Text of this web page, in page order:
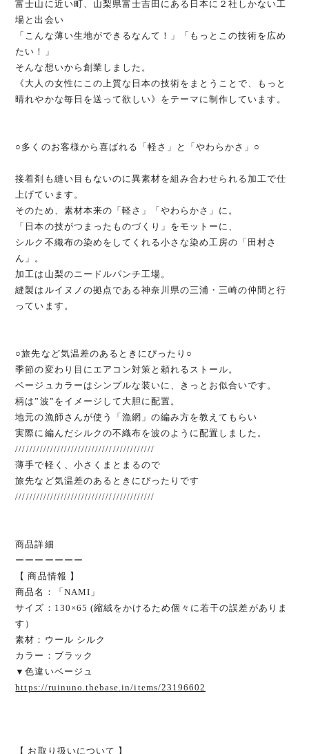
富士山に近い町、山梨県富士吉田にある日本に２社しかない工
場と出会い
「こんな薄い生地ができるなんて！」「もっとこの技術を広め
たい！」
そんな想いから創業しました。
《大人の女性にこの上質な日本の技術をまとうことで、もっと
晴れやかな毎日を送って欲しい》をテーマに制作しています。
○多くのお客様から喜ばれる「軽さ」と「やわらかさ」○
接着剤も縫い目もないのに異素材を組み合わせられる加工で仕
上げています。
そのため、素材本来の「軽さ」「やわらかさ」に。
「日本の技がつまったものづくり」をモットーに、
シルク不織布の染めをしてくれる小さな染め工房の「田村さ
ん」。
加工は山梨のニードルパンチ工場。
縫製はルイヌノの拠点である神奈川県の三浦・三崎の仲間と行
っています。
○旅先など気温差のあるときにぴったり○
季節の変わり目にエアコン対策と頼れるストール。
ベージュカラーはシンプルな装いに、きっとお似合いです。
柄は”波”をイメージして大胆に配置。
地元の漁師さんが使う「漁網」の編み方を教えてもらい
実際に編んだシルクの不織布を波のように配置しました。
////////////////////////////////////////
薄手で軽く、小さくまとまるので
旅先など気温差のあるときにぴったりです
////////////////////////////////////////
商品詳細
ーーーーーーー
【 商品情報 】
商品名：「NAMI」
サイズ：130×65 (縮絨をかけるため個々に若干の誤差がありま
す）
素材：ウール シルク
カラー：ブラック
▼色違いベージュ
https://ruinuno.thebase.in/items/23196602
【 お取り扱いについて 】